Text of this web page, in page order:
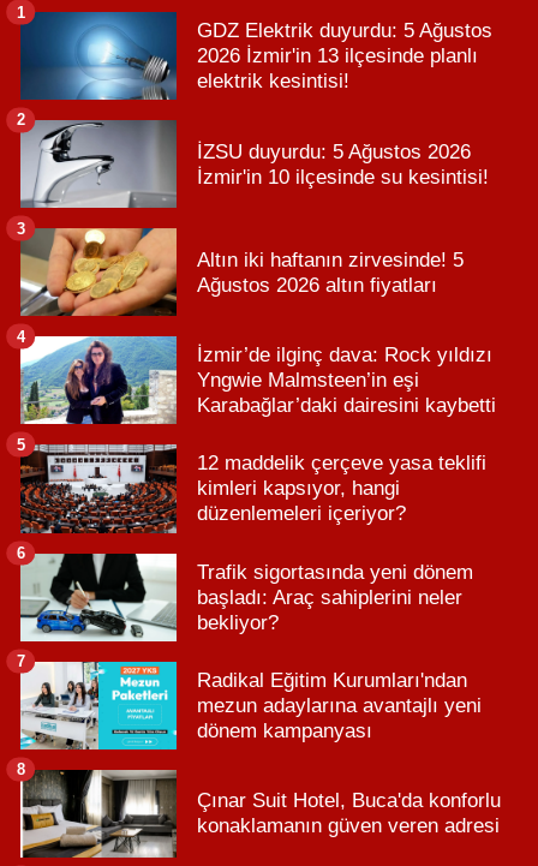
GDZ Elektrik duyurdu: 5 Ağustos
2026 İzmir'in 13 ilçesinde planlı
elektrik kesintisi!
1
İZSU duyurdu: 5 Ağustos 2026
İzmir'in 10 ilçesinde su kesintisi!
2
Altın iki haftanın zirvesinde! 5
Ağustos 2026 altın fiyatları
3
İzmir’de ilginç dava: Rock yıldızı
Yngwie Malmsteen’in eşi
Karabağlar’daki dairesini kaybetti
4
12 maddelik çerçeve yasa teklifi
kimleri kapsıyor, hangi
düzenlemeleri içeriyor?
5
Trafik sigortasında yeni dönem
başladı: Araç sahiplerini neler
bekliyor?
6
Radikal Eğitim Kurumları'ndan
mezun adaylarına avantajlı yeni
dönem kampanyası
7
Çınar Suit Hotel, Buca'da konforlu
konaklamanın güven veren adresi
8